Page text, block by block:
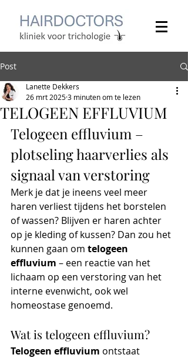
Post
TELOGEEN EFFLUVIUM
Lanette Dekkers
26 mrt 20253 minuten om te lezen
Telogeen effluvium –
plotseling haarverlies als
signaal van verstoring
Merk je dat je ineens veel meer
haren verliest tijdens het borstelen
of wassen? Blijven er haren achter
op je kleding of kussen? Dan zou het
kunnen gaan om telogeen
effluvium – een reactie van het
lichaam op een verstoring van het
interne evenwicht, ook wel
homeostase genoemd.
Wat is telogeen effluvium?
Telogeen effluvium ontstaat